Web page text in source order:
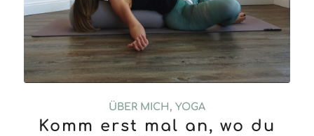
ÜBER MICH , YOGA
Komm erst mal an, wo du